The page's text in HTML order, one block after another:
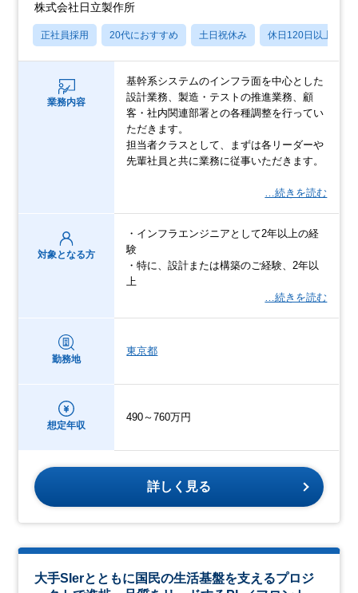
株式会社日立製作所
正社員採用 20代におすすめ 土日祝休み 休日120日以上
業務内容
基幹系システムのインフラ面を中心とした
設計業務、製造・テストの推進業務、顧
客・社内関連部署との各種調整を行ってい
ただきます。
担当者クラスとして、まずは各リーダーや
先輩社員と共に業務に従事いただきます。
…続きを読む
対象となる方
・インフラエンジニアとして2年以上の経
験
・特に、設計または構築のご経験、2年以
上
…続きを読む
勤務地
東京都
想定年収
490～760万円
詳しく見る
大手SIerとともに国民の生活基盤を支えるプロジ